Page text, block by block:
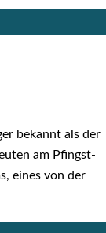
bekannt als der
am Pfingst­
eines von der